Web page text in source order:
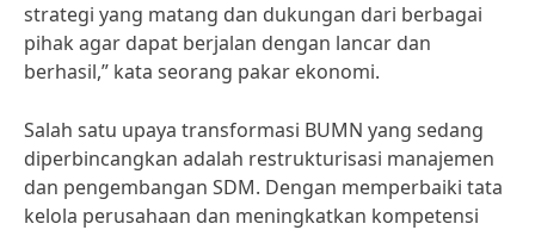
strategi yang matang dan dukungan dari berbagai
pihak agar dapat berjalan dengan lancar dan
berhasil,” kata seorang pakar ekonomi.
Salah satu upaya transformasi BUMN yang sedang
diperbincangkan adalah restrukturisasi manajemen
dan pengembangan SDM. Dengan memperbaiki tata
kelola perusahaan dan meningkatkan kompetensi